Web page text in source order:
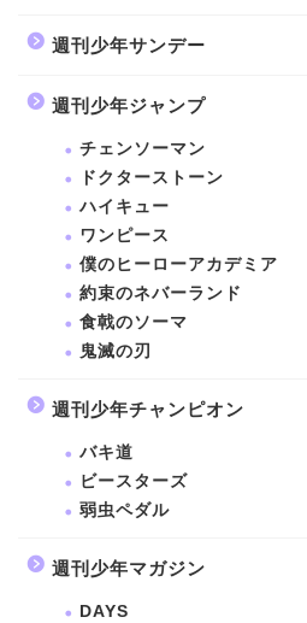
週刊少年サンデー
週刊少年ジャンプ
チェンソーマン
ドクターストーン
ハイキュー
ワンピース
僕のヒーローアカデミア
約束のネバーランド
食戟のソーマ
鬼滅の刃
週刊少年チャンピオン
バキ道
ビースターズ
弱虫ペダル
週刊少年マガジン
DAYS